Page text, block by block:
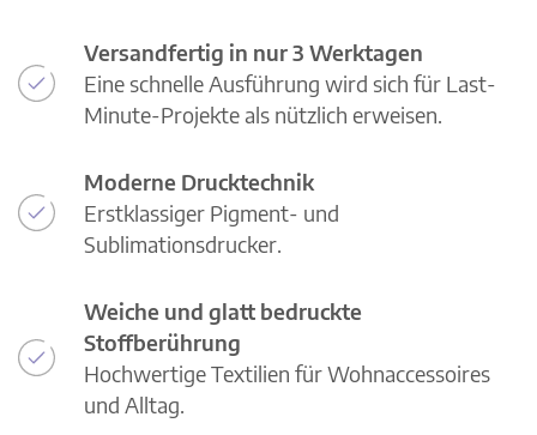
Versandfertig in nur 3 Werktagen
Eine schnelle Ausführung wird sich für Last-
Minute-Projekte als nützlich erweisen.
Moderne Drucktechnik
Erstklassiger Pigment- und
Sublimationsdrucker.
Weiche und glatt bedruckte
Stoffberührung
Hochwertige Textilien für Wohnaccessoires
und Alltag.